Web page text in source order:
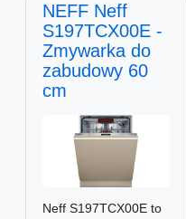
NEFF Neff
S197TCX00E -
Zmywarka do
zabudowy 60
cm
Neff S197TCX00E to